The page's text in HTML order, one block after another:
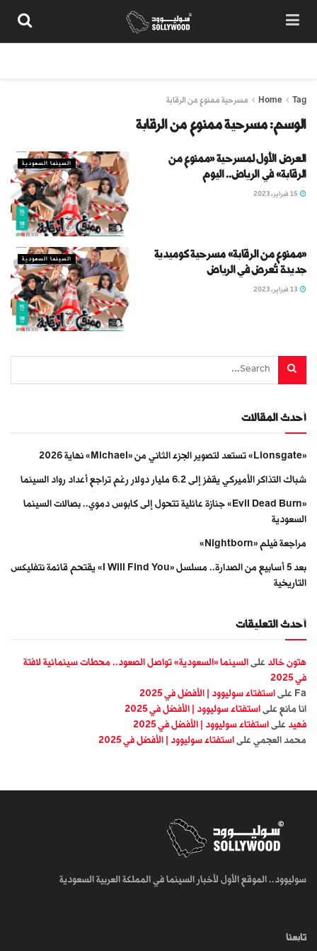
Home Tag مسرحية ممنوع من الرقابة
الوسم:مسرحية ممنوع من الرقابة
السينما السعودية
العرض الأول لمسرحية «ممنوع من
الرقابة» في الرياض.. اليوم
السينما السعودية
«ممنوع من الرقابة» مسرحية كوميدية
جديدة تُعرض في الرياض
أحدث المقالات
«Lionsgate» تستعد لتصوير الجزء الثاني من «Michael» نهاية 2026
شباك التذاكر الأميركي يقفز إلى 6.2 مليار دولار رغم تراجع أعداد رواد السينما
«Evil Dead Burn» جنازة عائلية تتحول إلى كابوس دموي.. بصالات السينما
السعودية
مراجعة فيلم «Nightborn»
بعد 5 أسابيع من الصدارة.. مسلسل «I Will Find You» يقتحم قائمة نتفليكس
التاريخية
أحدث التعليقات
هتون خالد على السينما «السعودية» تواصل الصعود.. محطات سينمائية لافتة
في 2025
Fa على استفتاء سوليوود | الأفضل في 2025
انا مانع على استفتاء سوليوود | الأفضل في 2025
فهيد على استفتاء سوليوود | الأفضل في 2025
محمد العجمي على استفتاء سوليوود | الأفضل في 2025
سوليوود.. الموقع الأول لأخبار السينما في المملكة العربية السعودية
تابعنا